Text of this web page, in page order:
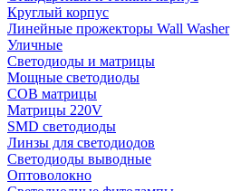
Круглый корпус
Линейные прожекторы Wall Washer
Уличные
Светодиоды и матрицы
Мощные светодиоды
COB матрицы
Матрицы 220V
SMD светодиоды
Линзы для светодиодов
Светодиоды выводные
Оптоволокно